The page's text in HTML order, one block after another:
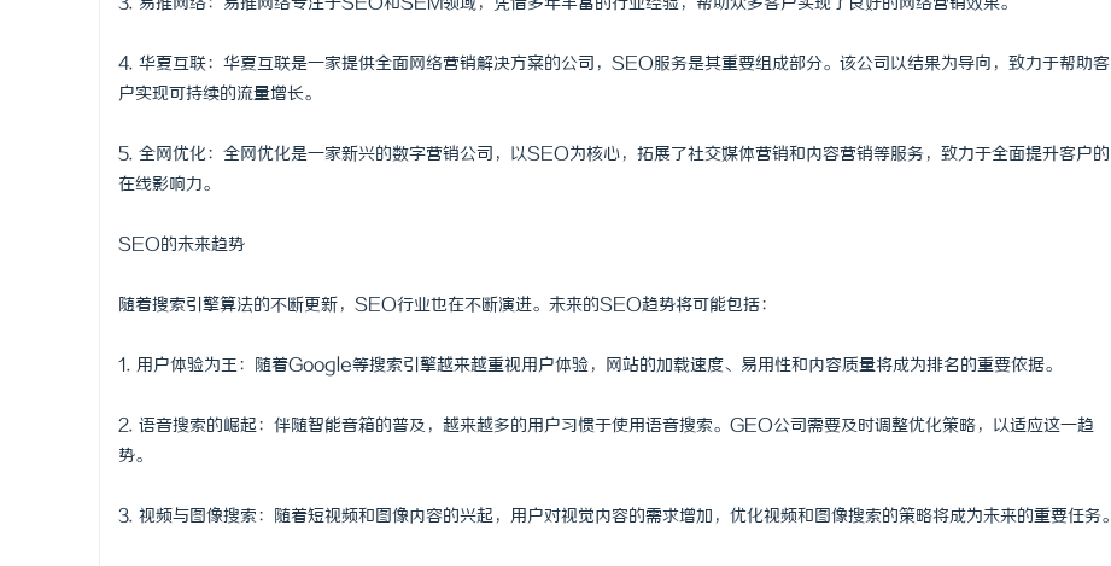
3. 易推网络：易推网络专注于SEO和SEM领域，凭借多年丰富的行业经验，帮助众多客户实现了良好的网络营销效果。
4. 华夏互联：华夏互联是一家提供全面网络营销解决方案的公司，SEO服务是其重要组成部分。该公司以结果为导向，致力于帮助客
户实现可持续的流量增长。
5. 全网优化：全网优化是一家新兴的数字营销公司，以SEO为核心，拓展了社交媒体营销和内容营销等服务，致力于全面提升客户的
在线影响力。
SEO的未来趋势
随着搜索引擎算法的不断更新，SEO行业也在不断演进。未来的SEO趋势将可能包括：
1. 用户体验为王：随着Google等搜索引擎越来越重视用户体验，网站的加载速度、易用性和内容质量将成为排名的重要依据。
2. 语音搜索的崛起：伴随智能音箱的普及，越来越多的用户习惯于使用语音搜索。GEO公司需要及时调整优化策略，以适应这一趋
势。
3. 视频与图像搜索：随着短视频和图像内容的兴起，用户对视觉内容的需求增加，优化视频和图像搜索的策略将成为未来的重要任务。